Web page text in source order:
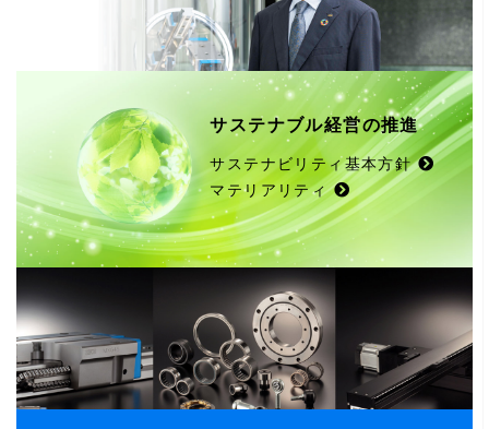
サステナブル経営の推進
サステナビリティ基本方針
マテリアリティ